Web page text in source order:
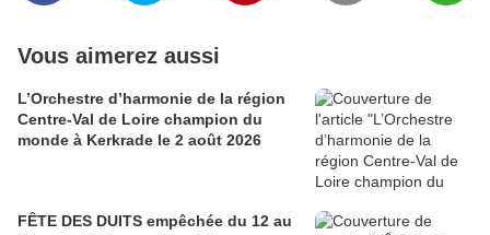
Vous aimerez aussi
L’Orchestre d’harmonie de la région
Centre-Val de Loire champion du
monde à Kerkrade le 2 août 2026
FÊTE DES DUITS empêchée du 12 au